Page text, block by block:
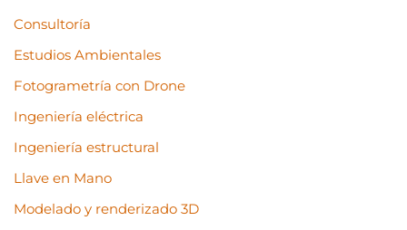
Consultoría
Estudios Ambientales
Fotogrametría con Drone
Ingeniería eléctrica
Ingeniería estructural
Llave en Mano
Modelado y renderizado 3D